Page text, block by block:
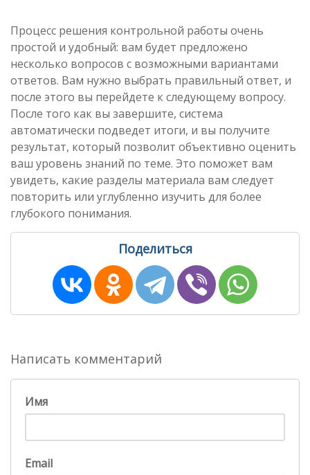
Процесс решения контрольной работы очень
простой и удобный: вам будет предложено
несколько вопросов с возможными вариантами
ответов. Вам нужно выбрать правильный ответ, и
после этого вы перейдете к следующему вопросу.
После того как вы завершите, система
автоматически подведет итоги, и вы получите
результат, который позволит объективно оценить
ваш уровень знаний по теме. Это поможет вам
увидеть, какие разделы материала вам следует
повторить или углубленно изучить для более
глубокого понимания.
Поделиться
Написать комментарий
Имя
Email